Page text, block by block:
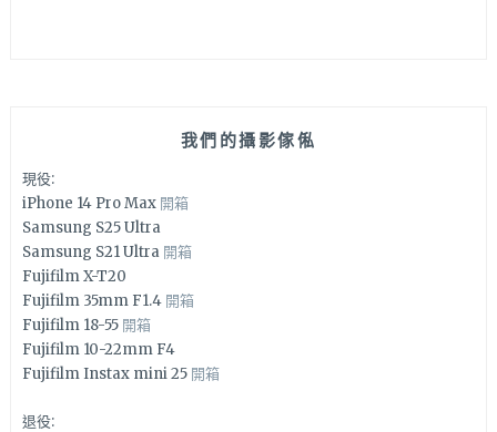
我們的攝影傢俬
現役:
iPhone 14 Pro Max 開箱
Samsung S25 Ultra
Samsung S21 Ultra 開箱
Fujifilm X-T20
Fujifilm 35mm F1.4 開箱
Fujifilm 18-55 開箱
Fujifilm 10-22mm F4
Fujifilm Instax mini 25 開箱
退役: